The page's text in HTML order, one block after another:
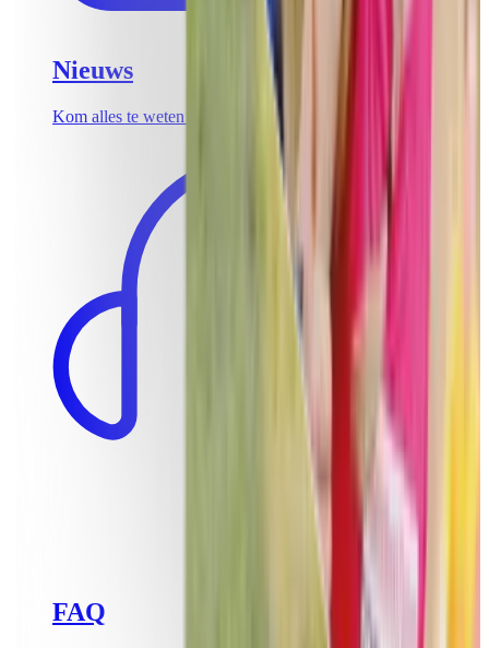
Nieuws
Kom alles te weten over de laatste teambuildingtrends
FAQ